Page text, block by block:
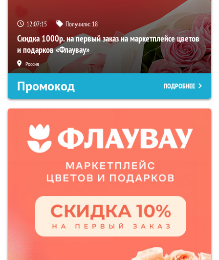
12:07:14 Получили: 18
Скидка 1000р. на первый заказ на маркетплейсе цветов
и подарков «Флаувау»
Россия
Промокод ПОДРОБНЕЕ